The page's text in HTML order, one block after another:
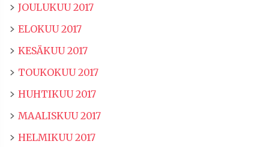
JOULUKUU 2017
ELOKUU 2017
KESÄKUU 2017
TOUKOKUU 2017
HUHTIKUU 2017
MAALISKUU 2017
HELMIKUU 2017